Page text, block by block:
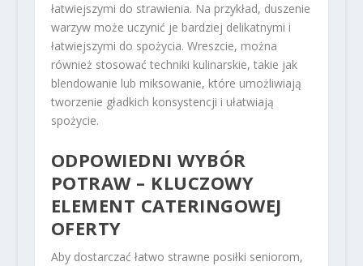
łatwiejszymi do strawienia. Na przykład, duszenie
warzyw może uczynić je bardziej delikatnymi i
łatwiejszymi do spożycia. Wreszcie, można
również stosować techniki kulinarskie, takie jak
blendowanie lub miksowanie, które umożliwiają
tworzenie gładkich konsystencji i ułatwiają
spożycie.
ODPOWIEDNI WYBÓR
POTRAW – KLUCZOWY
ELEMENT CATERINGOWEJ
OFERTY
Aby dostarczać łatwo strawne posiłki seniorom,